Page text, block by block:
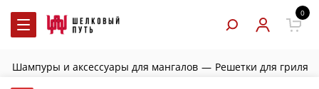
0
Шампуры и аксессуары для мангалов — Решетки для гриля